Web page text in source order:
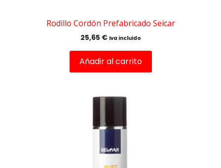
Rodillo Cordón Prefabricado Seicar
25,65 € Iva incluido
Añadir al carrito